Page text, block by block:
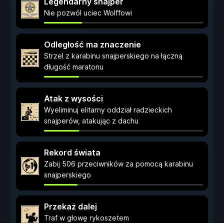
Nie pozwól uciec Wolffowi
Odległość ma znaczenie
Strzel z karabinu snajperskiego na łączną
długość maratonu
Atak z wysości
Wyeliminuj elitarny oddział radzieckich
snajperów, atakując z dachu
Rekord świata
Zabij 506 przeciwników za pomocą karabinu
snajperskiego
Przekaż dalej
Traf w głowę rykoszetem